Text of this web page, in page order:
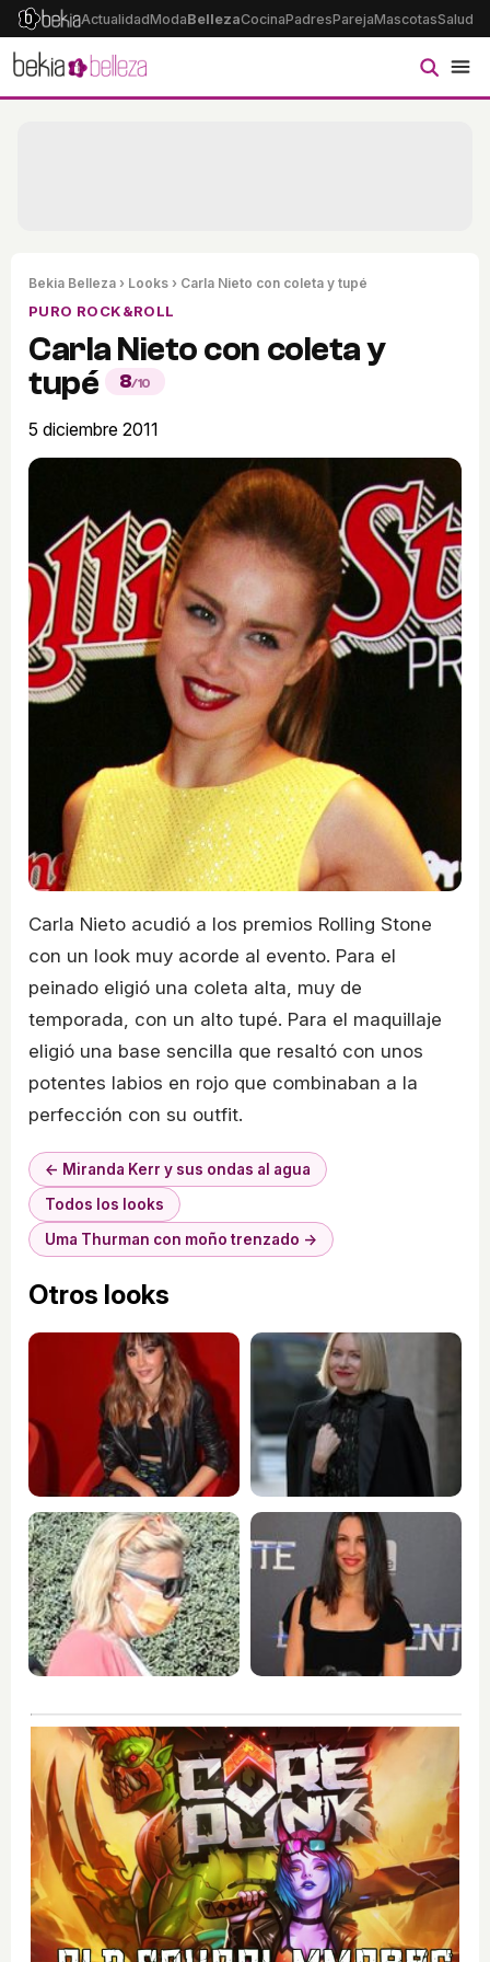
ActualidadModaBellezaCocinaPadresParejaMascotasSalud
Bekia Belleza › Looks › Carla Nieto con coleta y tupé
PURO ROCK&ROLL
Carla Nieto con coleta y
tupé
8/10
5 diciembre 2011
Carla Nieto acudió a los premios Rolling Stone
con un look muy acorde al evento. Para el
peinado eligió una coleta alta, muy de
temporada, con un alto tupé. Para el maquillaje
eligió una base sencilla que resaltó con unos
potentes labios en rojo que combinaban a la
perfección con su outfit.
← Miranda Kerr y sus ondas al agua
Todos los looks
Uma Thurman con moño trenzado →
Otros looks